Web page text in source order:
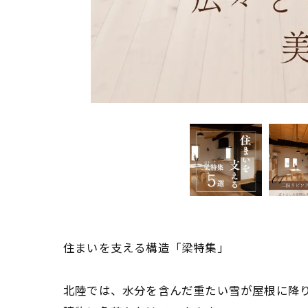
住まいを支える構造「梁特集」
北陸では、水分を含んだ重たい雪が屋根に降